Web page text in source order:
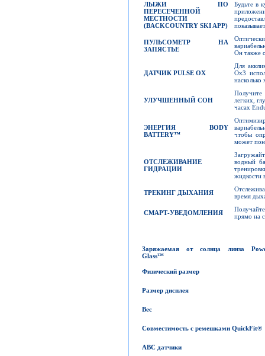
ЛЫЖИ ПО
ПЕРЕСЕЧЕННОЙ
МЕСТНОСТИ
(BACKCOUNTRY SKI APP)
Будьте в
ПУЛЬСОМЕТР НА
ЗАПЯСТЬЕ
Он также
ДАТЧИК PULSE OX
Для
Ox3
УЛУЧШЕННЫЙ СОН
легких,
часах
ЭНЕРГИЯ BODY
BATTERY™
чтобы
может
ОТСЛЕЖИВАНИЕ
ГИДРАЦИИ
водный
жидкости
ТРЕКИНГ ДЫХАНИЯ
время
СМАРТ-УВЕДОМЛЕНИЯ
прямо на
Заряжаемая от солнца линза
Glass™
Физический размер
Размер дисплея
Вес
Совместимость с ремешками QuickFit®
ABC датчики